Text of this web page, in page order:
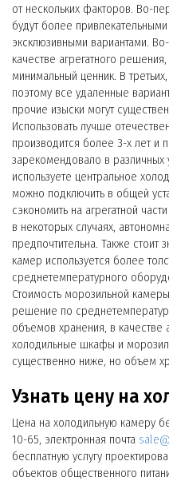
от нескольких факторов. Во-
будут более
эксклюзивными вариантами.
качестве агрегатного
минимальный ценник. В
поэтому все удаленные
прочие изыски могут
Использовать лучше
производится более 3-х лет и
зарекомендовало в различных
используете центральное
можно подключить в общей
сэкономить на агрегатной
в некоторых случаях,
предпочтительна. Также стоит
камер используется более
среднетемпературного
Стоимость морозильной
решение по
объемов хранения, в качестве
холодильные шкафы и
существенно ниже, но объем
Узнать цену на
Цена на холодильную камеру
10-65, электронная почта
бесплатную услугу
объектов общественного